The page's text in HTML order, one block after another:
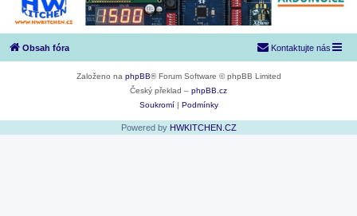
Obsah fóra Kontaktujte nás
Založeno na phpBB® Forum Software © phpBB Limited
Český překlad – phpBB.cz
Soukromí| Podmínky
Powered by HWKITCHEN.CZ